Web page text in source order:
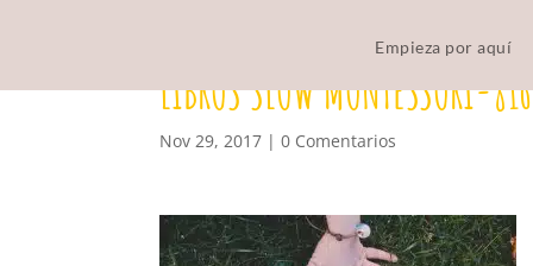
Empieza por aquí
LIBROS SLOW MONTESSORI-
Nov 29, 2017 |0 Comentarios